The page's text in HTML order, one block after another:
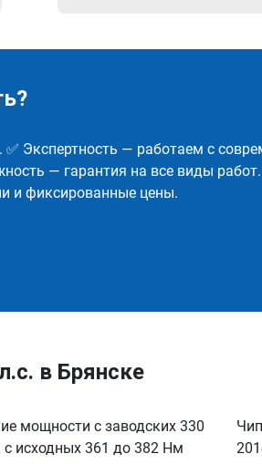
Экспертность — работаем с
— гарантия на все виды работ.
и фиксированные цены.
в Брянске
мощности с заводских 330
с исходных 361 до 382 Нм